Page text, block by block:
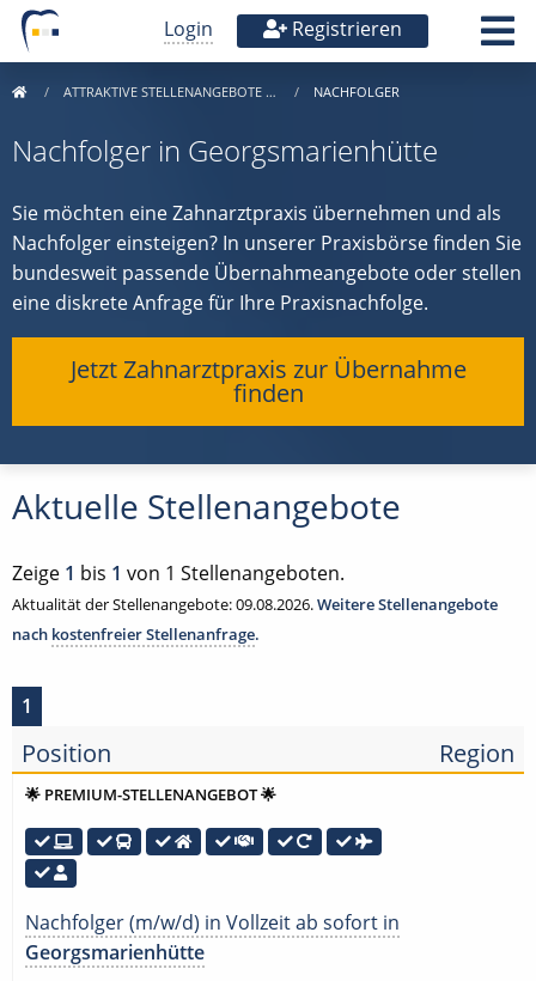
Login Registrieren
ATTRAKTIVE STELLENANGEBOTE … NACHFOLGER
Nachfolger in Georgsmarienhütte
Sie möchten eine Zahnarztpraxis übernehmen und als
Nachfolger einsteigen? In unserer Praxisbörse finden Sie
bundesweit passende Übernahmeangebote oder stellen
eine diskrete Anfrage für Ihre Praxisnachfolge.
Jetzt Zahnarztpraxis zur Übernahme
finden
Aktuelle Stellenangebote
Zeige 1 bis 1 von 1 Stellenangeboten.
Aktualität der Stellenangebote: 09.08.2026.Weitere Stellenangebote
nach kostenfreier Stellenanfrage.
1
Position Region
🌟 PREMIUM-STELLENANGEBOT 🌟
Nachfolger (m/w/d) in Vollzeit ab sofort in
Georgsmarienhütte